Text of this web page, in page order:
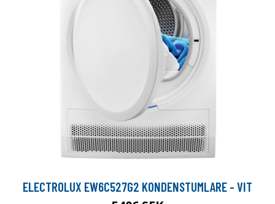
ELECTROLUX EW6C527G2 KONDENSTUMLARE - VIT